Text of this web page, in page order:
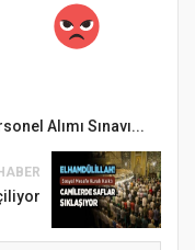
Alımı Sınavı...